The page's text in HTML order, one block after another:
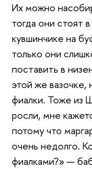
Их можно
тогда они стоят
кувшинчике на
только они
поставить в
этой же вазочке,
фиалки. Тоже из
росли, мне
потому что
очень недолго.
фиалками?» —